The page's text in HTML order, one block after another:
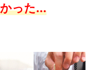
った...